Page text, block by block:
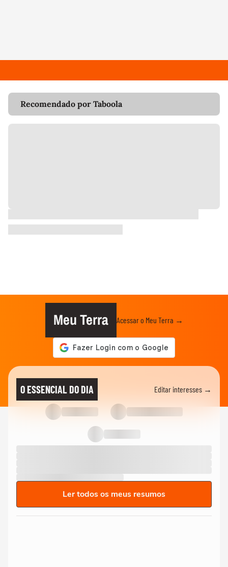
Recomendado por Taboola
Meu Terra Acessar o Meu Terra →
O ESSENCIAL DO DIA Editar interesses →
Ler todos os meus resumos